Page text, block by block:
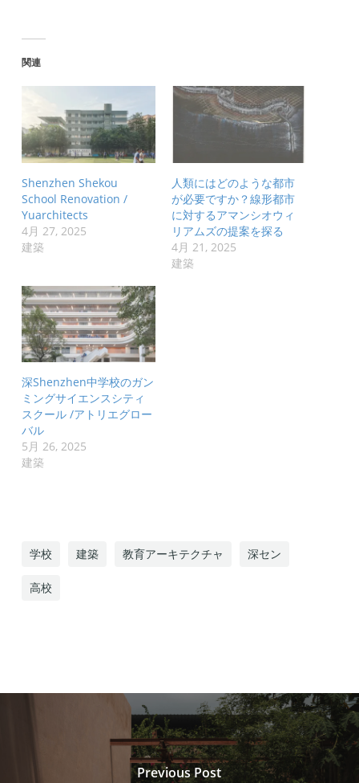
関連
Shenzhen Shekou
School Renovation /
Yuarchitects
4月 27, 2025
建築
人類にはどのような都市
が必要ですか？線形都市
に対するアマンシオウィ
リアムズの提案を探る
4月 21, 2025
建築
深Shenzhen中学校のガン
ミングサイエンスシティ
スクール /アトリエグロー
バル
5月 26, 2025
建築
学校 建築 教育アーキテクチャ 深セン
高校
Previous Post